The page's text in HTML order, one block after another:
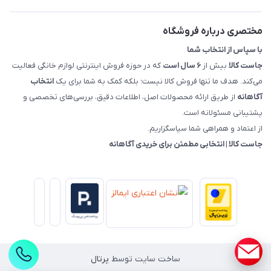
مختصری درباره فروشگاه
با سپاس از انتخاب شما
جاست کالا بیش از ۶ سال است
که در حوزه فروش اینترنتی لوازم خانگی فعالیت
می‌کند. هدف ما تنها فروش کالا نیست؛ بلکه کمک به شما برای یک انتخاب
آگاهانه از طریق ارائه محصولات اصل، اطلاعات دقیق، بررسی‌های تخصصی و
پشتیبانی مسئولانه است.
از اعتماد و همراهی شما سپاسگزاریم.
جاست کالا | انتخابی مطمئن برای خریدی آگاهانه
ساخت سایت توسط پرتال